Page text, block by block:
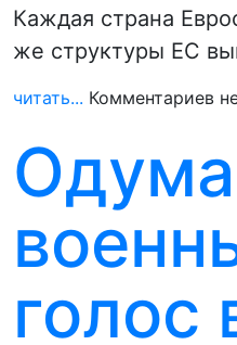
Каждая страна
же структуры ЕС
читать... Комментариев
голос